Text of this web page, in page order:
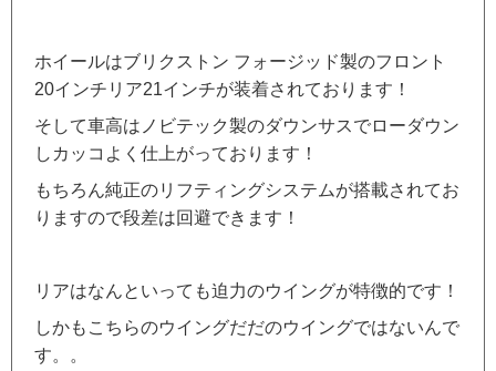
ホイールはブリクストン フォージッド製のフロント
20インチリア21インチが装着されております！
そして車高はノビテック製のダウンサスでローダウン
しカッコよく仕上がっております！
もちろん純正のリフティングシステムが搭載されてお
りますので段差は回避できます！
リアはなんといっても迫力のウイングが特徴的です！
しかもこちらのウイングだだのウイングではないんで
す。。